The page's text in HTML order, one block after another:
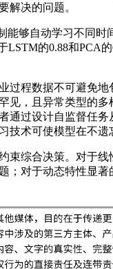
解决的问题。
能够自动学习不同
的0.88和
程数据不可避免
，且异常类型的
通过设计自监督
术可使模型在不遗
综合决策。对于
对于动态特性显